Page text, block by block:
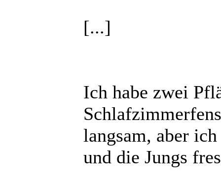
[...]
Ich habe zwei
langsam, aber
und die Jungs